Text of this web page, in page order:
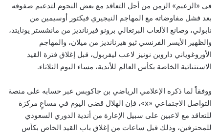
في «الزعيم» الزمن من أجل التعاقد مع بعض النجوم لتدعيم صفوفه
بعد فشل مفاوضاته مع المهاجم النيجيري فيكتور أوسيمين من
نابولي، وصانع الألعاب البرتغالي برونو فيرنانديز من مانشستر يونايتد،
والظهير الأيسر الفرنسي ثيو هيرنانديز من ميلان، والمهاجم
الأوروغوياني داروين نونيز لاعب ليفربول، قبل إغلاق فترة القيد
الاستثنائية الخاصة بكأس العالم للأندية، مساء اليوم الثلاثاء.
ووفقاً لما ذكره الإعلامي الرياضي بن جاكوبس عبر حسابه على منصة
التواصل الاجتماعي «x»، فإن الهلال قضى اليوم في مساعٍ مركزة
للتعاقد مع لاعبين على سبيل الإعارة من أندية الدوري السعودي
للمحترفين، وذلك قبل ساعات من إغلاق باب القيد الخاص بكأس